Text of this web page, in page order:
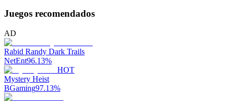
Juegos recomendados
AD
Rabid Randy Dark Trails
NetEnt96.13%
HOT
Mystery Heist
BGaming97.13%